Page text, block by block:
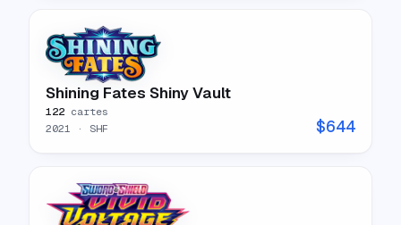
Shining Fates Shiny Vault
122 cartes
2021 · SHF $644